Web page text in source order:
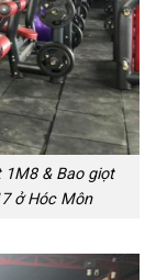
Bao giọt
ở Hóc Môn